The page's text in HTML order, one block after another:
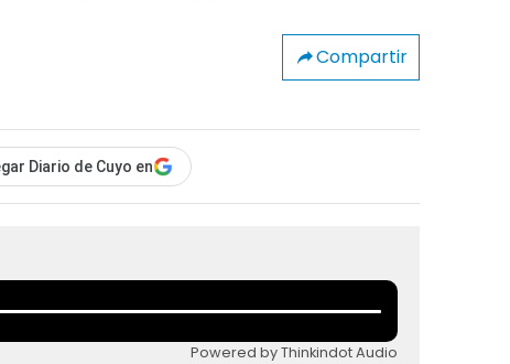
Compartir
Diario de Cuyo en
Powered by Thinkindot Audio